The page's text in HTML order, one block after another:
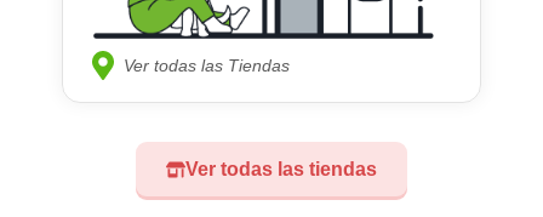
Ver todas las tiendas
Ver todas las Tiendas